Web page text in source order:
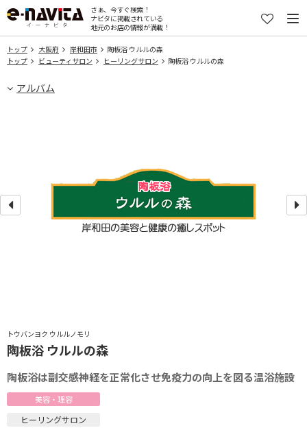
さぁ、今すぐ検索！
ナビタに掲載されている
地元のお店の情報が満載！
トップ 大阪府 岸和田市
陶板浴 ウルルの森
トップ
ビューティサロン ヒーリングサロン 陶板浴 ウルルの森
アルバム
トウバンヨク ウルルノモリ
陶板浴 ウルルの森
陶板浴は副交感神経を正常化させ免疫力の向上を図る温浴施設
美容・理容
ヒーリングサロン